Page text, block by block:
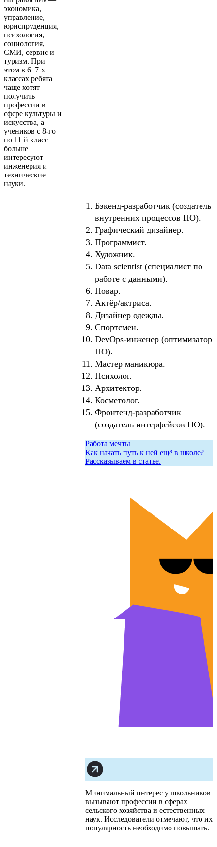
экономика,
управление,
юриспруденция,
психология,
социология,
СМИ, сервис и
туризм. При
этом в 6–7-х
классах ребята
чаще хотят
получить
профессии в
сфере культуры и
искусства, а
учеников с 8-го
по 11-й класс
больше
интересуют
инженерия и
технические
науки.
Бэкенд-разработчик (создатель
внутренних процессов ПО).
Графический дизайнер.
Программист.
Художник.
Data scientist (специалист по
работе с данными).
Повар.
Актёр/актриса.
Дизайнер одежды.
Спортсмен.
DevOps-инженер (оптимизатор
ПО).
Мастер маникюра.
Психолог.
Архитектор.
Косметолог.
Фронтенд-разработчик
(создатель интерфейсов ПО).
Работа мечты
Как начать путь к ней ещё в школе?
Рассказываем в статье.
Минимальный интерес у школьников
вызывают профессии в сферах
сельского хозяйства и естественных
наук. Исследователи отмечают, что их
популярность необходимо повышать.